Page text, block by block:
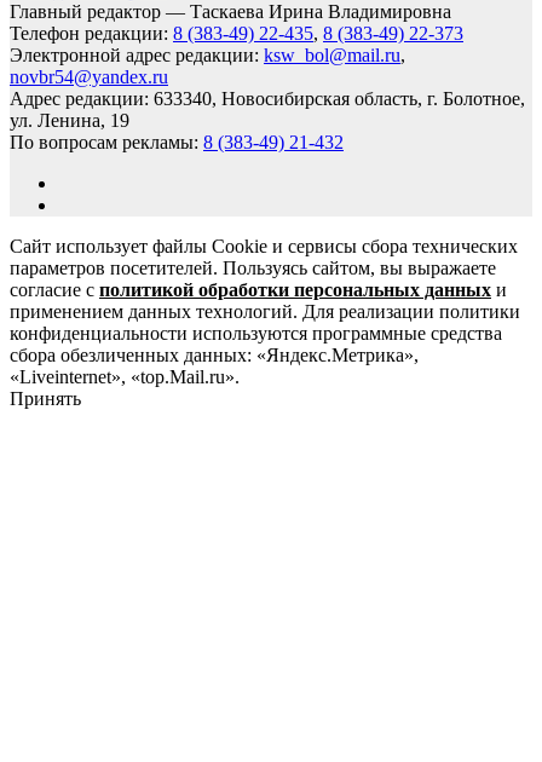
Главный редактор — Таскаева Ирина Владимировна
Телефон редакции: 8 (383-49) 22-435, 8 (383-49) 22-373
Электронной адрес редакции: ksw_bol@mail.ru,
novbr54@yandex.ru
Адрес редакции: 633340, Новосибирская область, г. Болотное,
ул. Ленина, 19
По вопросам рекламы: 8 (383-49) 21-432
Сайт использует файлы Cookie и сервисы сбора технических
параметров посетителей. Пользуясь сайтом, вы выражаете
согласие с политикой обработки персональных данных и
применением данных технологий. Для реализации политики
конфиденциальности используются программные средства
сбора обезличенных данных: «Яндекс.Метрика»,
«Liveinternet», «top.Mail.ru».
Принять